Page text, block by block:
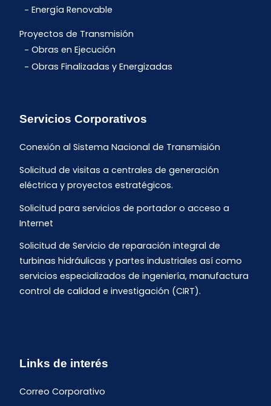
Energía Renovable
Proyectos de Transmisión
Obras en Ejecución
Obras Finalizadas y Energizadas
Servicios Corporativos
Conexión al Sistema Nacional de Transmisión
Solicitud de visitas a centrales de generación
eléctrica y proyectos estratégicos.
Solicitud para servicios de portador o acceso a
Internet
Solicitud de Servicio de reparación integral de
turbinas hidráulicas y partes industriales así como
servicios especializados de ingeniería, manufactura
control de calidad e investigación (CIRT).
Links de interés
Correo Corporativo